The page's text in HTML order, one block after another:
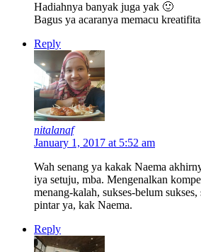
Hadiahnya banyak juga yak 🙂
Bagus ya acaranya memacu
Reply
nitalanaf
January 1, 2017 at 5:52 am
Wah senang ya kakak Naema
iya setuju, mba. Mengenalkan
menang-kalah, sukses-belum
pintar ya, kak Naema.
Reply